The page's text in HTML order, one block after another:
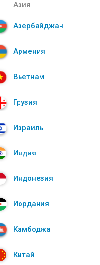
Азия
Азербайджан
Армения
Вьетнам
Грузия
Израиль
Индия
Индонезия
Иордания
Камбоджа
Китай